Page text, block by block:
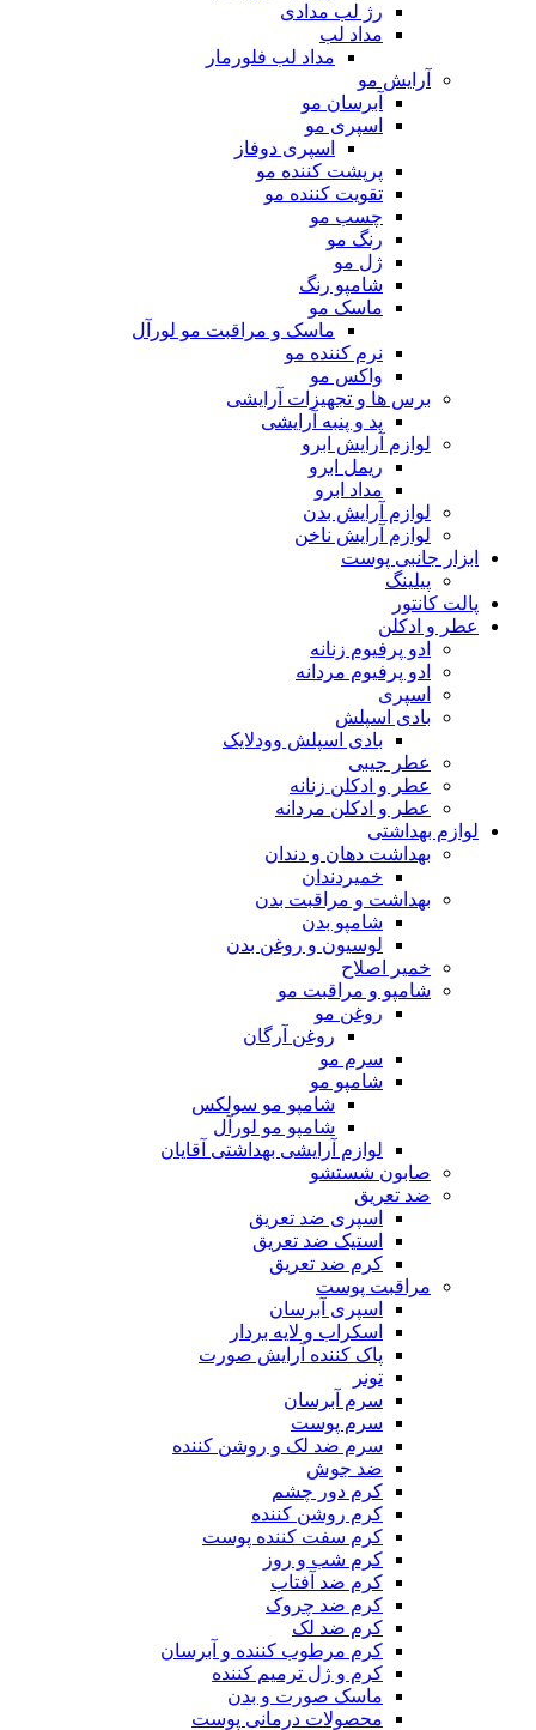
رژ لب مدادی
مداد لب
مداد لب فلورمار
آرایش مو
آبرسان مو
اسپری مو
اسپری دوفاز
پرپشت کننده مو
تقویت کننده مو
چسب مو
رنگ مو
ژل مو
شامپو رنگ
ماسک مو
ماسک و مراقبت مو لورآل
نرم کننده مو
واکس مو
برس ها و تجهیزات آرایشی
پد و پنبه آرایشی
لوازم آرایش ابرو
ریمل ابرو
مداد ابرو
لوازم آرایش بدن
لوازم آرایش ناخن
ابزار جانبی پوست
پیلینگ
پالت کانتور
عطر و ادکلن
ادو پرفیوم زنانه
ادو پرفیوم مردانه
اسپری
بادی اسپلش
بادی اسپلش وودلایک
عطر جیبی
عطر و ادکلن زنانه
عطر و ادکلن مردانه
لوازم بهداشتی
بهداشت دهان و دندان
خمیردندان
بهداشت و مراقبت بدن
شامپو بدن
لوسیون و روغن بدن
خمیر اصلاح
شامپو و مراقبت مو
روغن مو
روغن آرگان
سرم مو
شامپو مو
شامپو مو سولکس
شامپو مو لورآل
لوازم آرایشی بهداشتی آقایان
صابون شستشو
ضد تعریق
اسپری ضد تعریق
استیک ضد تعریق
کرم ضد تعریق
مراقبت پوست
اسپری آبرسان
اسکراب و لایه بردار
پاک کننده آرایش صورت
تونر
سرم آبرسان
سرم پوست
سرم ضد لک و روشن کننده
ضد جوش
کرم دور چشم
کرم روشن کننده
کرم سفت کننده پوست
کرم شب و روز
کرم ضد آفتاب
کرم ضد چروک
کرم ضد لک
کرم مرطوب کننده و آبرسان
کرم و ژل ترمیم کننده
ماسک صورت و بدن
محصولات درمانی پوست